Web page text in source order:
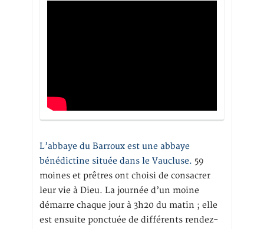
L’abbaye du Barroux est une abbaye
bénédictine située dans le Vaucluse. 59
moines et prêtres ont choisi de consacrer
leur vie à Dieu. La journée d’un moine
démarre chaque jour à 3h20 du matin ; elle
est ensuite ponctuée de différents rendez-